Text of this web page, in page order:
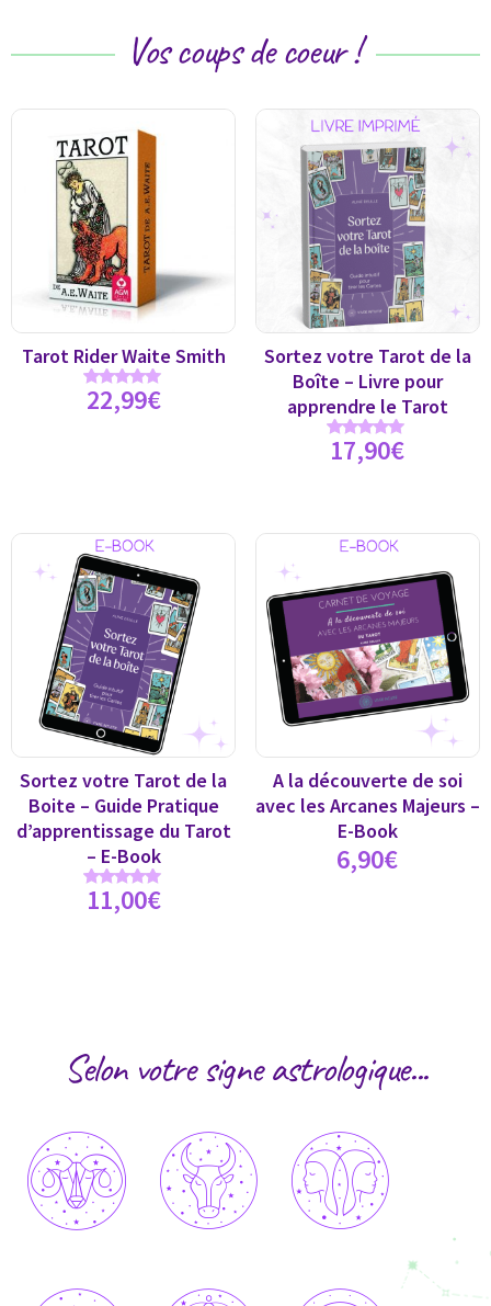
Vos coups de coeur !
Tarot Rider Waite Smith
Note
4.89
22,99€
Sortez votre Tarot de la
Boîte – Livre pour
apprendre le Tarot
Note
5.00
17,90€
Sortez votre Tarot de la
Boite – Guide Pratique
d’apprentissage du Tarot
– E-Book
Note
5.00
11,00€
A la découverte de soi
avec les Arcanes Majeurs –
E-Book
6,90€
Selon votre signe astrologique...